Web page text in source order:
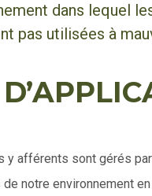
dans lequel
pas utilisées à
afférents sont gérés
notre environnement